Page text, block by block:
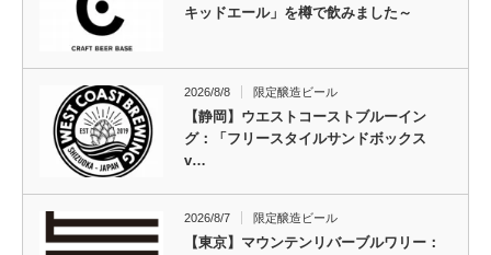
キッドエール」を樽で飲みました～
2026/8/8 限定醸造ビール
【静岡】ウエストコーストブルーイン
グ：「フリースタイルサンドボックス
v…
2026/8/7 限定醸造ビール
【東京】マウンテンリバーブルワリー：